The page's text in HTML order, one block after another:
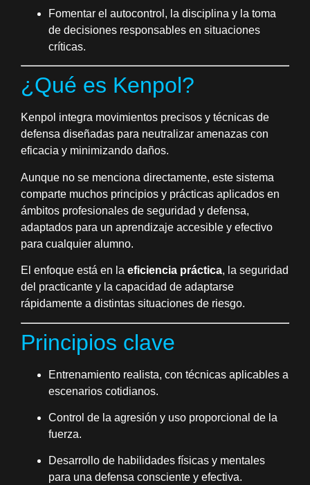
Fomentar el autocontrol, la disciplina y la toma
de decisiones responsables en situaciones
críticas.
¿Qué es Kenpol?
Kenpol integra movimientos precisos y técnicas de
defensa diseñadas para neutralizar amenazas con
eficacia y minimizando daños.
Aunque no se menciona directamente, este sistema
comparte muchos principios y prácticas aplicados en
ámbitos profesionales de seguridad y defensa,
adaptados para un aprendizaje accesible y efectivo
para cualquier alumno.
El enfoque está en la eficiencia práctica, la seguridad
del practicante y la capacidad de adaptarse
rápidamente a distintas situaciones de riesgo.
Principios clave
Entrenamiento realista, con técnicas aplicables a
escenarios cotidianos.
Control de la agresión y uso proporcional de la
fuerza.
Desarrollo de habilidades físicas y mentales
para una defensa consciente y efectiva.